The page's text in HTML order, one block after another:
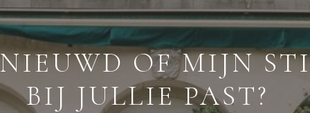
OF MIJN
BIJ JULLIE PAST?